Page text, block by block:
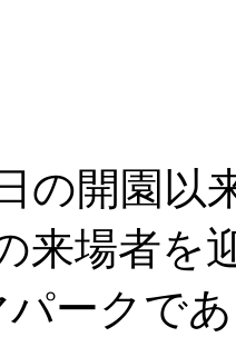
の開園
来場者を
ークで